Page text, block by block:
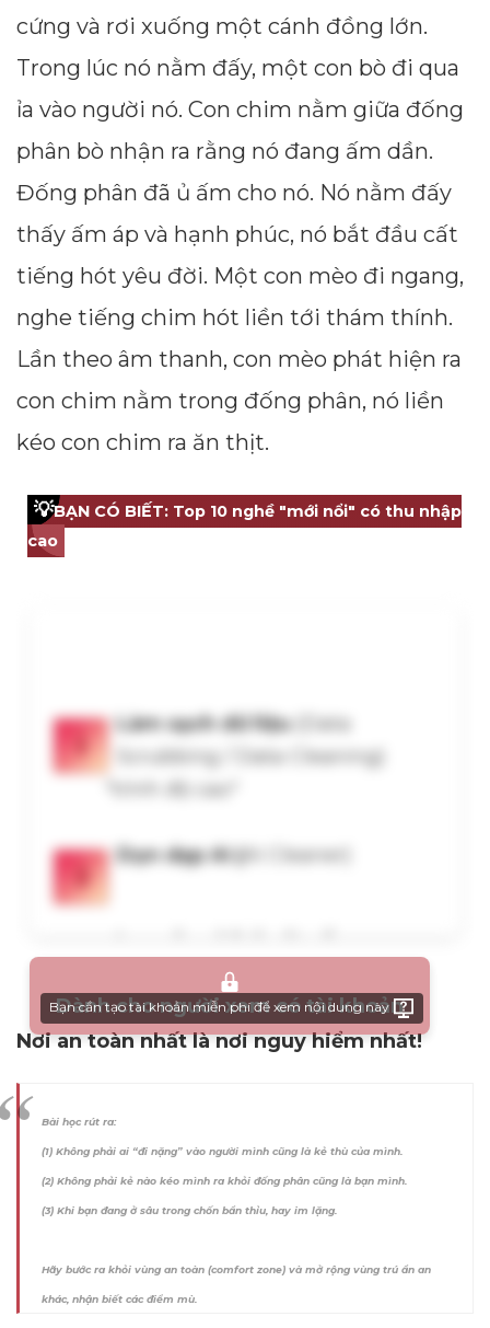
cứng và rơi xuống một cánh đồng lớn.
Trong lúc nó nằm đấy, một con bò đi qua
ỉa vào người nó. Con chim nằm giữa đống
phân bò nhận ra rằng nó đang ấm dần.
Đống phân đã ủ ấm cho nó. Nó nằm đấy
thấy ấm áp và hạnh phúc, nó bắt đầu cất
tiếng hót yêu đời. Một con mèo đi ngang,
nghe tiếng chim hót liền tới thám thính.
Lần theo âm thanh, con mèo phát hiện ra
con chim nằm trong đống phân, nó liền
kéo con chim ra ăn thịt.
💡BẠN CÓ BIẾT: Top 10 nghề "mới nổi" có thu nhập
cao
Dành cho người xem có tài khoản
Bạn cần tạo tài khoản miễn phí để xem nội dung này
Nơi an toàn nhất là nơi nguy hiểm nhất!
Bài học rút ra:
(1) Không phải ai “đi nặng” vào người mình cũng là kẻ thù của mình.
(2) Không phải kẻ nào kéo mình ra khỏi đống phân cũng là bạn mình.
(3) Khi bạn đang ở sâu trong chốn bẩn thỉu, hay im lặng.
Hãy bước ra khỏi vùng an toàn (comfort zone) và mở rộng vùng trú ẩn an
khác, nhận biết các điểm mù.